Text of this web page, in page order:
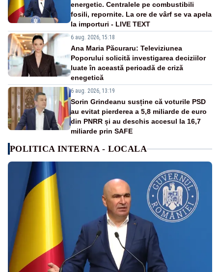
energetic. Centralele pe combustibili
fosili, repornite. La ore de vârf se va apela
la importuri - LIVE TEXT
6 aug. 2026, 15:18
Ana Maria Păcuraru: Televiziunea
Poporului solicită investigarea deciziilor
luate în această perioadă de criză
enegetică
6 aug. 2026, 13:19
Sorin Grindeanu susține că voturile PSD
au evitat pierderea a 5,8 miliarde de euro
din PNRR și au deschis accesul la 16,7
miliarde prin SAFE
POLITICA INTERNA - LOCALA